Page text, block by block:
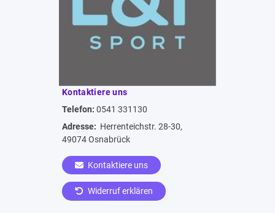
Kontaktiere uns
Telefon: 0541 331130
Adresse: Herrenteichstr. 28-30,
49074 Osnabrück
Kontaktiere uns
Widerruf erklären